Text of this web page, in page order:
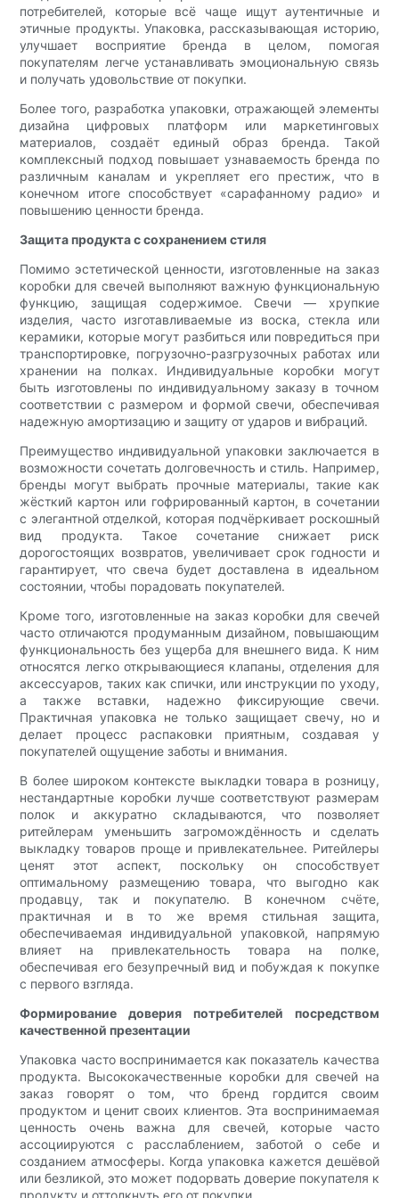
потребителей, которые всё чаще ищут аутентичные и
этичные продукты. Упаковка, рассказывающая историю,
улучшает восприятие бренда в целом, помогая
покупателям легче устанавливать эмоциональную связь
и получать удовольствие от покупки.
Более того, разработка упаковки, отражающей элементы
дизайна цифровых платформ или маркетинговых
материалов, создаёт единый образ бренда. Такой
комплексный подход повышает узнаваемость бренда по
различным каналам и укрепляет его престиж, что в
конечном итоге способствует «сарафанному радио» и
повышению ценности бренда.
Защита продукта с сохранением стиля
Помимо эстетической ценности, изготовленные на заказ
коробки для свечей выполняют важную функциональную
функцию, защищая содержимое. Свечи — хрупкие
изделия, часто изготавливаемые из воска, стекла или
керамики, которые могут разбиться или повредиться при
транспортировке, погрузочно-разгрузочных работах или
хранении на полках. Индивидуальные коробки могут
быть изготовлены по индивидуальному заказу в точном
соответствии с размером и формой свечи, обеспечивая
надежную амортизацию и защиту от ударов и вибраций.
Преимущество индивидуальной упаковки заключается в
возможности сочетать долговечность и стиль. Например,
бренды могут выбрать прочные материалы, такие как
жёсткий картон или гофрированный картон, в сочетании
с элегантной отделкой, которая подчёркивает роскошный
вид продукта. Такое сочетание снижает риск
дорогостоящих возвратов, увеличивает срок годности и
гарантирует, что свеча будет доставлена ​​в идеальном
состоянии, чтобы порадовать покупателей.
Кроме того, изготовленные на заказ коробки для свечей
часто отличаются продуманным дизайном, повышающим
функциональность без ущерба для внешнего вида. К ним
относятся легко открывающиеся клапаны, отделения для
аксессуаров, таких как спички, или инструкции по уходу,
а также вставки, надежно фиксирующие свечи.
Практичная упаковка не только защищает свечу, но и
делает процесс распаковки приятным, создавая у
покупателей ощущение заботы и внимания.
В более широком контексте выкладки товара в розницу,
нестандартные коробки лучше соответствуют размерам
полок и аккуратно складываются, что позволяет
ритейлерам уменьшить загромождённость и сделать
выкладку товаров проще и привлекательнее. Ритейлеры
ценят этот аспект, поскольку он способствует
оптимальному размещению товара, что выгодно как
продавцу, так и покупателю. В конечном счёте,
практичная и в то же время стильная защита,
обеспечиваемая индивидуальной упаковкой, напрямую
влияет на привлекательность товара на полке,
обеспечивая его безупречный вид и побуждая к покупке
с первого взгляда.
Формирование доверия потребителей посредством
качественной презентации
Упаковка часто воспринимается как показатель качества
продукта. Высококачественные коробки для свечей на
заказ говорят о том, что бренд гордится своим
продуктом и ценит своих клиентов. Эта воспринимаемая
ценность очень важна для свечей, которые часто
ассоциируются с расслаблением, заботой о себе и
созданием атмосферы. Когда упаковка кажется дешёвой
или безликой, это может подорвать доверие покупателя к